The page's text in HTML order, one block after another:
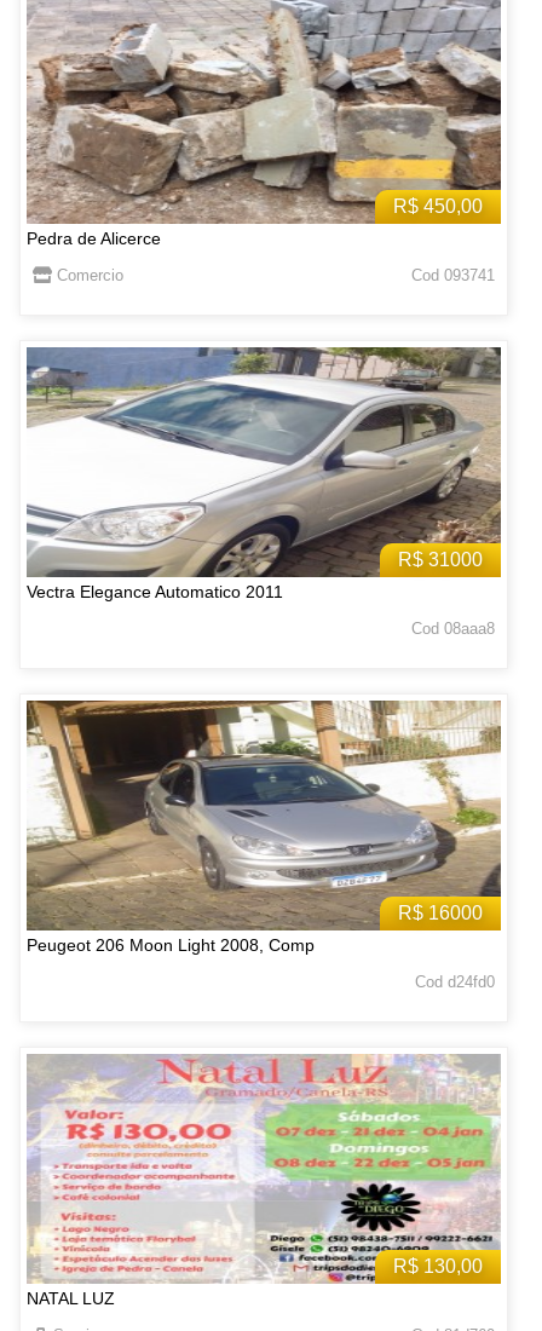
R$ 450,00
Pedra de Alicerce
Comercio Cod 093741
R$ 31000
Vectra Elegance Automatico 2011
Cod 08aaa8
R$ 16000
Peugeot 206 Moon Light 2008, Comp
Cod d24fd0
R$ 130,00
NATAL LUZ